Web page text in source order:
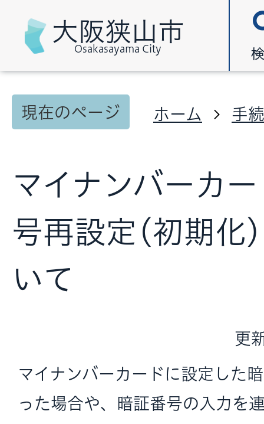
大阪狭山市
Osakasayama City
現在のページ ホーム 手
マイナンバーカ
号再設定(初期化
いて
更
マイナンバーカードに設定した
った場合や、暗証番号の入力を